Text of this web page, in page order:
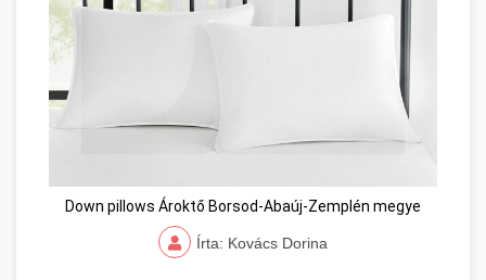
Down pillows Ároktő Borsod-Abaúj-Zemplén megye
Írta: Kovács Dorina